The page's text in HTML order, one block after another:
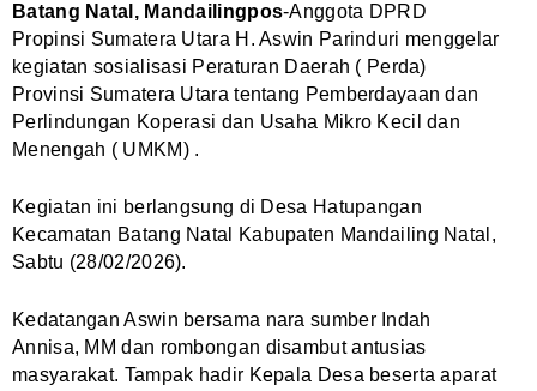
Batang Natal, Mandailingpos-Anggota DPRD
Propinsi Sumatera Utara H. Aswin Parinduri menggelar
kegiatan sosialisasi Peraturan Daerah ( Perda)
Provinsi Sumatera Utara tentang Pemberdayaan dan
Perlindungan Koperasi dan Usaha Mikro Kecil dan
Menengah ( UMKM) .
Kegiatan ini berlangsung di Desa Hatupangan
Kecamatan Batang Natal Kabupaten Mandailing Natal,
Sabtu (28/02/2026).
Kedatangan Aswin bersama nara sumber Indah
Annisa, MM dan rombongan disambut antusias
masyarakat. Tampak hadir Kepala Desa beserta aparat